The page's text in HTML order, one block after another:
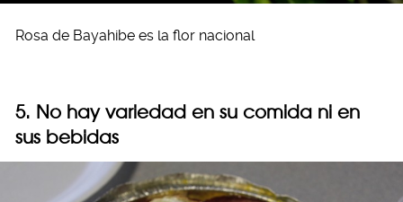
Rosa de Bayahibe es la flor nacional
5. No hay variedad en su comida ni en
sus bebidas